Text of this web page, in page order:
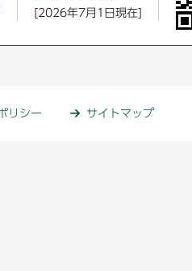
[2026年7月1日現在]
リシー サイトマップ